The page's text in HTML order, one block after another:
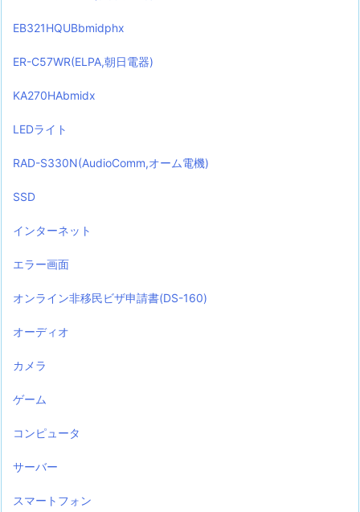
EB321HQUBbmidphx
ER-C57WR(ELPA,朝日電器)
KA270HAbmidx
LEDライト
RAD-S330N(AudioComm,オーム電機)
SSD
インターネット
エラー画面
オンライン非移民ビザ申請書(DS-160)
オーディオ
カメラ
ゲーム
コンピュータ
サーバー
スマートフォン